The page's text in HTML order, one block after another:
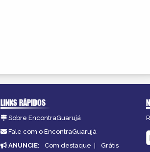
LINKS RÁPIDOS
Sobre EncontraGuarujá
Fale com o EncontraGuarujá
ANUNCIE: Com destaque | Grátis